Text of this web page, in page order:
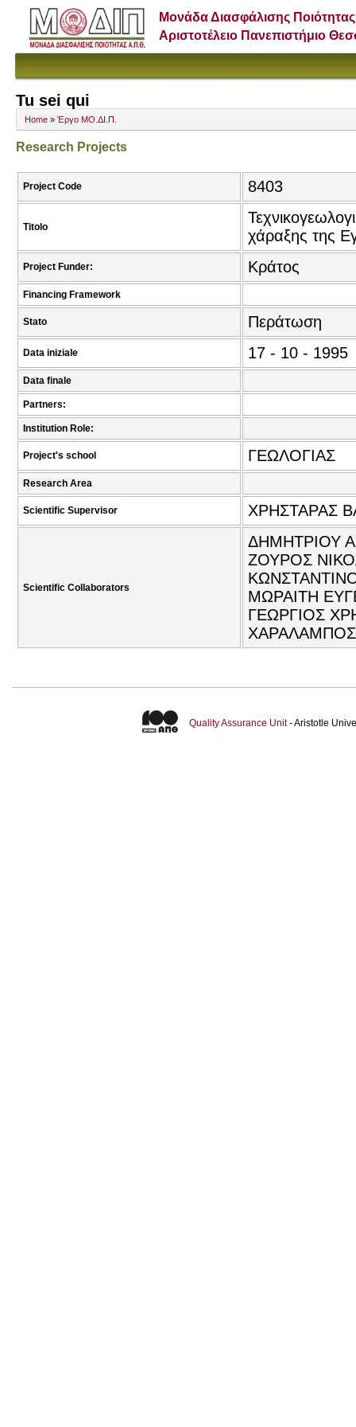
Μονάδα Διασφάλισης Ποιότητας
Αριστοτέλειο Πανεπιστήμιο
Tu sei qui
Home » Έργο ΜΟ.ΔΙ.Π.
Research Projects
Project Code 8403
Titolo
χάραξης της
Project Funder: Κράτος
Financing Framework
Stato Περάτωση
Data iniziale 17 - 10 - 1995
Data finale
Partners:
Institution Role:
Project's school ΓΕΩΛΟΓΙΑΣ
Research Area
Scientific Supervisor ΧΡΗΣΤΑΡΑΣ
Scientific Collaborators
ΔΗΜΗΤΡΙΟΥ
ΖΟΥΡΟΣ
ΜΩΡΑΙΤΗ
ΓΕΩΡΓΙΟΣ
Quality Assurance Unit- Aristotle